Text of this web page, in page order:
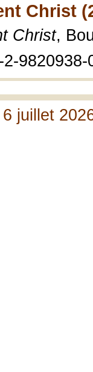
Christ
Christ,
9820938-
juillet